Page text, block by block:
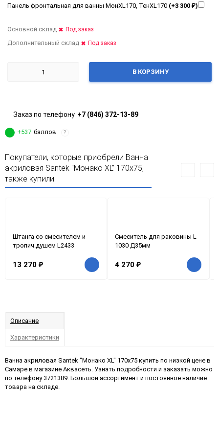
Панель фронтальная для ванны МонXL170, ТенXL170 (+3 300 ₽)
В КОРЗИНУ
Основной склад Под заказ
Дополнительный склад Под заказ
Заказ по телефону +7 (846) 372-13-89
+537 баллов ?
Покупатели, которые приобрели Ванна
акриловая Santek "Монако XL" 170х75,
также купили
Штанга со смесителем и
тропич.душем L2433
13 270 ₽
Смеситель для раковины L
1030 Д35мм
4 270 ₽
Описание
Характеристики
Ванна акриловая Santek "Монако XL" 170х75 купить по низкой цене в
Самаре в магазине Аквасеть. Узнать подробности и заказать можно
по телефону 3721389. Большой ассортимент и постоянное наличие
товара на складе.